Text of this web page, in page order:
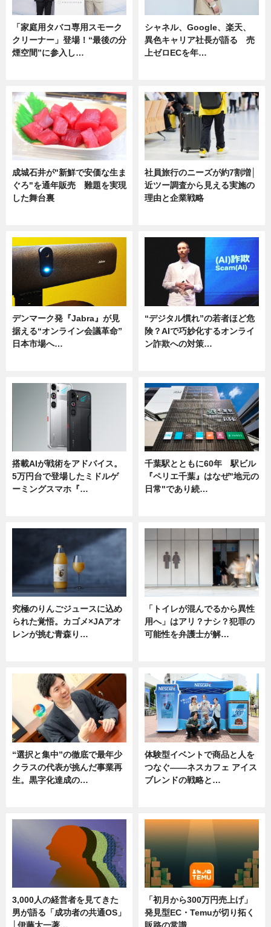
「家庭用タバコ専用スモーク
クリーナー」登場！“最後の分
煙空間”に参入し…
シャネル、Google、楽天、
異色キャリア社長が語る 売
上ゼロECを年…
成城石井が"新鮮で安価な生ま
ぐろ"を通年販売 難題を実現
した舞台裏
社員旅行のニーズが約7割増│
近ツー調査から見える実施の
理由と企業戦略
デンマーク発『Jabra』が見
据える“オンライン会議革命”
日本市場へ…
“デジタル慣れ”の若者ほど危
険？AIで巧妙化するオンライ
ン詐欺への対策…
搭載AIが戦術をアドバイス。
5万円台で登場したミドルゲ
ーミングスマホ『…
千葉駅とともに60年 駅ビル
『ペリエ千葉』はなぜ"地元の
日常"であり続…
究極のりんごジュースに込め
られた覚悟。カゴメ×JAアオ
レンが挑む青森り…
「トイレが混んでるから異性
用へ」はアリ？ナシ？犯罪の
可能性を弁護士が解…
“選択と集中”の徹底で最年少
クラスの代表が挑んだ事業再
生。黒字化達成の…
体験型イベントで商品と人を
つなぐ――ネスカフェ アイス
ブレンドの戦略と…
3,000人の経営者を見てきた
男が語る「成功者の共通OS」
「初月から300万円売上げ」
発見型EC・Temuが切り拓く